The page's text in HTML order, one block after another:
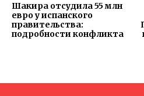
Шакира отсудила 55 млн
евро у испанского
правительства:
подробности конфликта